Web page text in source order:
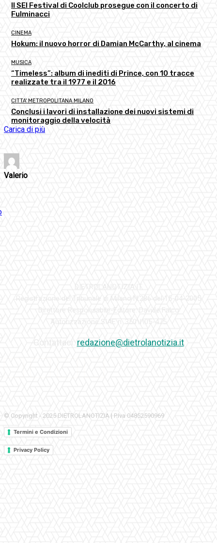
Il SEI Festival di Coolclub prosegue con il concerto di
Fulminacci
CINEMA
Hokum: il nuovo horror di Damian McCarthy, al cinema
MUSICA
“Timeless”: album di inediti di Prince, con 10 tracce
realizzate tra il 1977 e il 2016
CITTA' METROPOLITANA MILANO
Conclusi i lavori di installazione dei nuovi sistemi di
monitoraggio della velocità
Carica di più
Valerio
redazione@dietrolanotizia.it
© Copyright - 2025 DIETROLANOTIZIA | P.Iva 04852590969
Termini e Condizioni
Privacy Policy